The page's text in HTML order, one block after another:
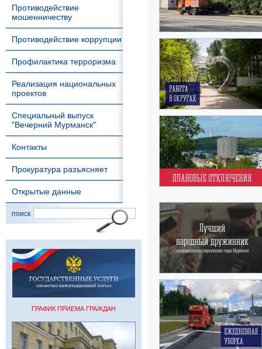
Противодействие
мошенничеству
Противодействие коррупции
Профилактика терроризма
Реализация национальных
проектов
Специальный выпуск
"Вечерний Мурманск"
Контакты
Прокуратура разъясняет
Открытые данные
поиск
ГРАФИК ПРИЕМА ГРАЖДАН